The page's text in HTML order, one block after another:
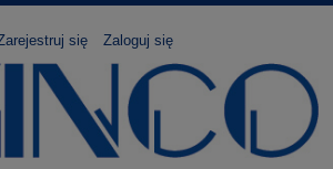
się Zaloguj się